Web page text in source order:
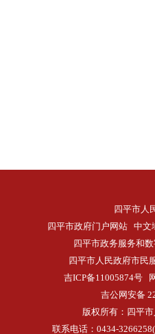
四平市人
四平市政府门户网站 中文
四平市政务服务和
四平市人民政府市民
吉ICP备11005874号
吉公网安备
版权所有：四平
联系电话：0434-